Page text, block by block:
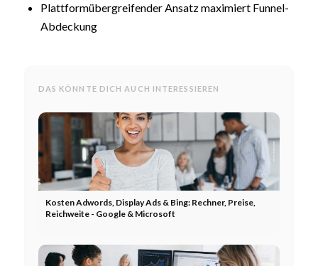
Plattformübergreifender Ansatz maximiert Funnel-
Abdeckung
DAS KÖNNTE DICH AUCH INTERESSIEREN
Kosten Adwords, Display Ads & Bing: Rechner, Preise,
Reichweite - Google & Microsoft